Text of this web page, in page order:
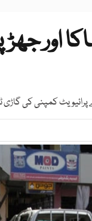
کی گاڑی ٹکرا کرتباہ ہوگئی